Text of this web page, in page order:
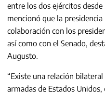
entre los dos ejércitos
mencionó que la
colaboración con los
así como con el Senado,
Augusto.
“Existe una relación
armadas de Estados